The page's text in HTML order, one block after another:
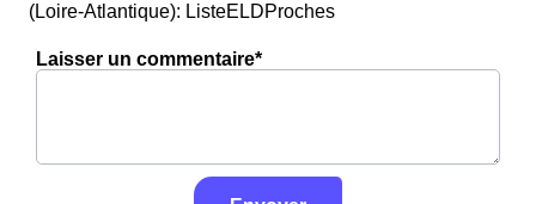
(Loire-Atlantique): ListeELDProches
Laisser un commentaire*